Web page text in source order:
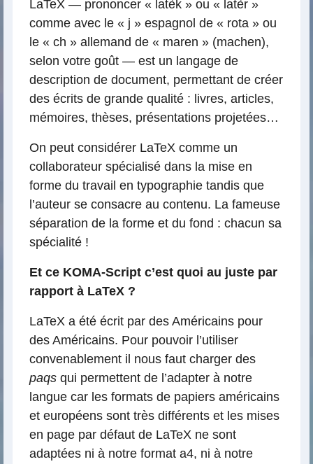
LaTeX — prononcer « latèk » ou « latèr »
comme avec le « j » espagnol de « rota » ou
le « ch » allemand de « maren » (machen),
selon votre goût — est un langage de
description de document, permettant de créer
des écrits de grande qualité : livres, articles,
mémoires, thèses, présentations projetées…
On peut considérer LaTeX comme un
collaborateur spécialisé dans la mise en
forme du travail en typographie tandis que
l’auteur se consacre au contenu. La fameuse
séparation de la forme et du fond : chacun sa
spécialité !
Et ce KOMA-Script c’est quoi au juste par
rapport à LaTeX ?
LaTeX a été écrit par des Américains pour
des Américains. Pour pouvoir l’utiliser
convenablement il nous faut charger des
paqs qui permettent de l’adapter à notre
langue car les formats de papiers américains
et européens sont très différents et les mises
en page par défaut de LaTeX ne sont
adaptées ni à notre format a4, ni à notre